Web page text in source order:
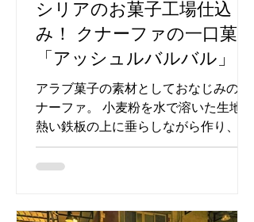
シリアのお菓子工場仕込
み！ クナーファの一口菓子
「アッシュルバルバル」
アラブ菓子の素材としておなじみのク
ナーファ。 小麦粉を水で溶いた生地を
熱い鉄板の上に垂らしながら作り、で
きたてはふわふわ柔らかく、滑らかな
髪の毛のよう。 この生地にナッツやク